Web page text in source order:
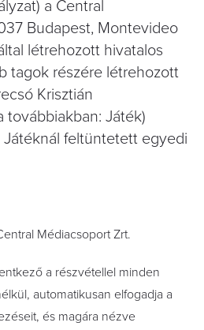
a Central
Budapest, Montevideo
létrehozott hivatalos
tagok részére létrehozott
Krisztián
továbbiakban: Játék)
feltüntetett egyedi
Médiacsoport Zrt.
a részvétellel minden
automatikusan elfogadja a
és magára nézve